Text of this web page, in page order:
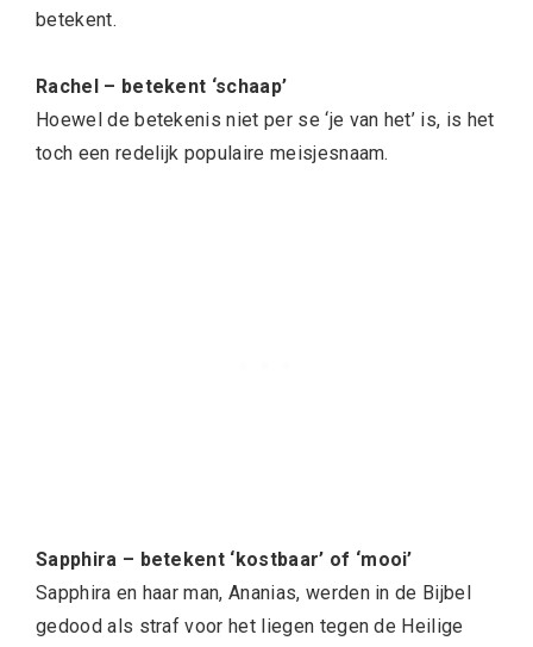
betekent.
Rachel – betekent ‘schaap’
Hoewel de betekenis niet per se ‘je van het’ is, is het
toch een redelijk populaire meisjesnaam.
Sapphira – betekent ‘kostbaar’ of ‘mooi’
Sapphira en haar man, Ananias, werden in de Bijbel
gedood als straf voor het liegen tegen de Heilige